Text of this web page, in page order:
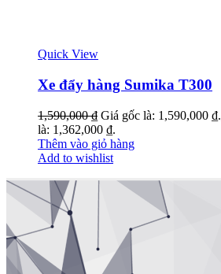
Quick View
Xe đẩy hàng Sumika T300
1,590,000₫ Giá gốc là: 1,590,000 ₫.
là: 1,362,000 ₫.
Thêm vào giỏ hàng
Add to wishlist